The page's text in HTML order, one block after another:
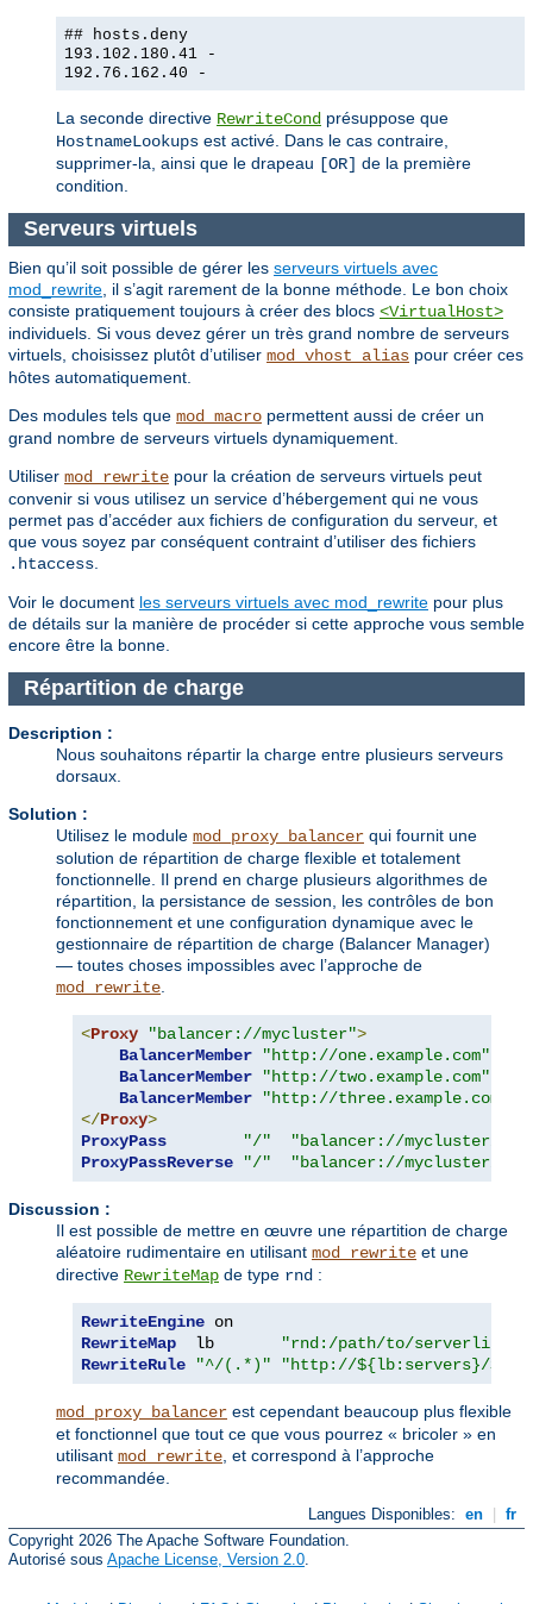
## hosts.deny
193.102.180.41 -
192.76.162.40 -
La seconde directive RewriteCond présuppose que
HostnameLookups est activé. Dans le cas contraire,
supprimer-la, ainsi que le drapeau [OR] de la première
condition.
Serveurs virtuels
Bien qu’il soit possible de gérer les serveurs virtuels avec
mod_rewrite , il s’agit rarement de la bonne méthode. Le bon choix
consiste pratiquement toujours à créer des blocs <VirtualHost>
individuels. Si vous devez gérer un très grand nombre de serveurs
virtuels, choisissez plutôt d’utiliser mod_vhost_alias pour créer ces
hôtes automatiquement.
Des modules tels que mod_macro permettent aussi de créer un
grand nombre de serveurs virtuels dynamiquement.
Utiliser mod_rewrite pour la création de serveurs virtuels peut
convenir si vous utilisez un service d’hébergement qui ne vous
permet pas d’accéder aux fichiers de configuration du serveur, et
que vous soyez par conséquent contraint d’utiliser des fichiers
.htaccess
Voir le document les serveurs virtuels avec mod_rewrite pour plus
de détails sur la manière de procéder si cette approche vous semble
encore être la bonne.
Répartition de charge
Description :
Nous souhaitons répartir la charge entre plusieurs serveurs
dorsaux.
Solution :
Utilisez le module mod_proxy_balancer qui fournit une
solution de répartition de charge flexible et totalement
fonctionnelle. Il prend en charge plusieurs algorithmes de
répartition, la persistance de session, les contrôles de bon
fonctionnement et une configuration dynamique avec le
gestionnaire de répartition de charge (Balancer Manager)
— toutes choses impossibles avec l’approche de
mod_rewrite
<Proxy "balancer://mycluster">
BalancerMember
"http://one.example.com"
BalancerMember
"http://two.example.com"
BalancerMember
"http://three.example.com"
</Proxy>
ProxyPass
"/"
"balancer://mycluster/"
ProxyPassReverse
"/" "balancer://mycluster/"
Discussion :
Il est possible de mettre en œuvre une répartition de charge
aléatoire rudimentaire en utilisant mod_rewrite et une
directive RewriteMap de type rnd :
RewriteEngine
RewriteMap
  lb
"rnd:/path/to/
RewriteRule
"^/(.*)" "http://${lb:servers}/$1"
mod_proxy_balancer est cependant beaucoup plus flexible
et fonctionnel que tout ce que vous pourrez « bricoler » en
utilisant mod_rewrite , et correspond à l’approche
recommandée.
Langues Disponibles: en
fr
Copyright 2026 The Apache Software Foundation.
Autorisé sous Apache License, Version 2.0.